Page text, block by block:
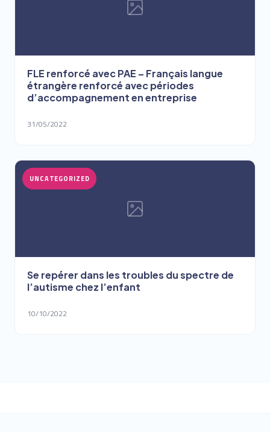
FLE renforcé avec PAE – Français langue
étrangère renforcé avec périodes
d’accompagnement en entreprise
31/05/2022
UNCATEGORIZED
Se repérer dans les troubles du spectre de
l’autisme chez l’enfant
10/10/2022